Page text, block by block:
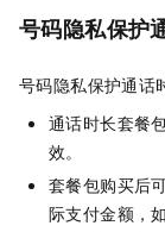
号码隐私保护
号码隐私保护通话
通话时长套餐
效。
套餐包购买后
际支付金额，